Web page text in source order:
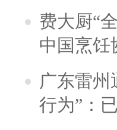
费大厨“
中国烹饪
广东雷州
行为”：